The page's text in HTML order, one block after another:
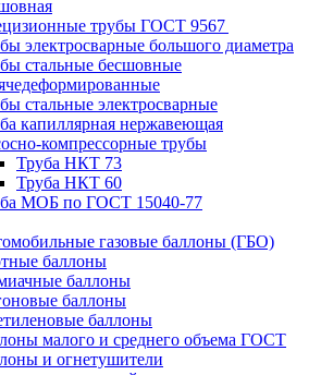
трубы ГОСТ 9567
электросварные большого диаметра
стальные бесшовные
стальные электросварные
капиллярная нержавеющая
компрессорные трубы
Труба НКТ 73
Труба НКТ 60
МОБ по ГОСТ 15040-77
газовые баллоны (ГБО)
баллоны
баллоны
баллоны
баллоны
малого и среднего объема ГОСТ
и огнетушители